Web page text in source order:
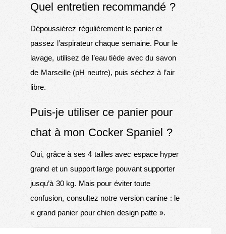
Quel entretien recommandé ?
Dépoussiérez régulièrement le panier et
passez l’aspirateur chaque semaine. Pour le
lavage, utilisez de l’eau tiède avec du savon
de Marseille (pH neutre), puis séchez à l’air
libre.
Puis-je utiliser ce panier pour
chat à mon Cocker Spaniel ?
Oui, grâce à ses 4 tailles avec espace hyper
grand et un support large pouvant supporter
jusqu’à 30 kg. Mais pour éviter toute
confusion, consultez notre version canine : le
« grand panier pour chien design patte ».